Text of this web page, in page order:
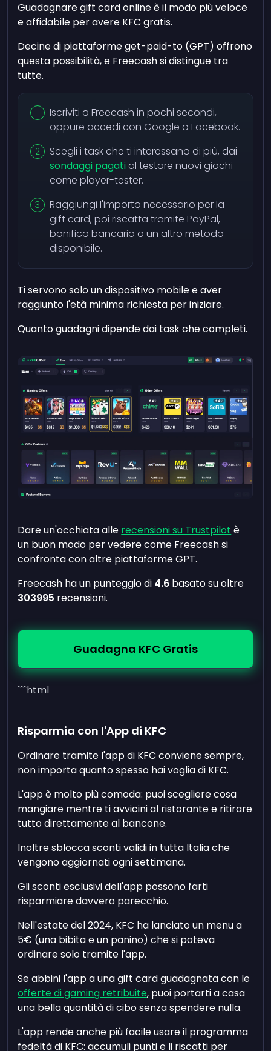
Guadagnare gift card online è il modo più veloce
e affidabile per avere KFC gratis.
Decine di piattaforme get-paid-to (GPT) offrono
questa possibilità, e Freecash si distingue tra
tutte.
Iscriviti a Freecash in pochi secondi,
oppure accedi con Google o Facebook.
Scegli i task che ti interessano di più, dai
sondaggi pagati al testare nuovi giochi
come player-tester.
Raggiungi l'importo necessario per la
gift card, poi riscatta tramite PayPal,
bonifico bancario o un altro metodo
disponibile.
Ti servono solo un dispositivo mobile e aver
raggiunto l'età minima richiesta per iniziare.
Quanto guadagni dipende dai task che completi.
Dare un'occhiata alle recensioni su Trustpilot è
un buon modo per vedere come Freecash si
confronta con altre piattaforme GPT.
Freecash ha un punteggio di 4.6 basato su oltre
303995 recensioni.
Guadagna KFC Gratis
```html
Risparmia con l'App di KFC
Ordinare tramite l'app di KFC conviene sempre,
non importa quanto spesso hai voglia di KFC.
L'app è molto più comoda: puoi scegliere cosa
mangiare mentre ti avvicini al ristorante e ritirare
tutto direttamente al bancone.
Inoltre sblocca sconti validi in tutta Italia che
vengono aggiornati ogni settimana.
Gli sconti esclusivi dell'app possono farti
risparmiare davvero parecchio.
Nell'estate del 2024, KFC ha lanciato un menu a
5€ (una bibita e un panino) che si poteva
ordinare solo tramite l'app.
Se abbini l'app a una gift card guadagnata con le
offerte di gaming retribuite, puoi portarti a casa
una bella quantità di cibo senza spendere nulla.
L'app rende anche più facile usare il programma
fedeltà di KFC: accumuli punti e li riscatti per